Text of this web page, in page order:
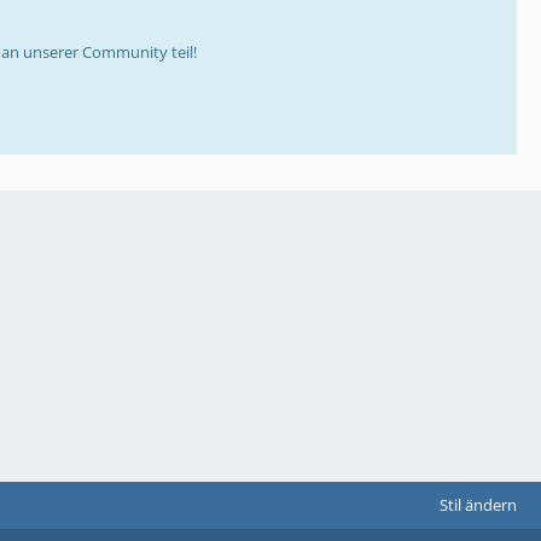
unserer Community teil!
Stil ändern